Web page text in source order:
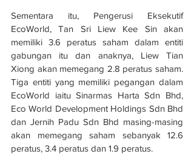
Sementara itu, Pengerusi Eksekutif
EcoWorld, Tan Sri Liew Kee Sin akan
memiliki 3.6 peratus saham dalam entiti
gabungan itu dan anaknya, Liew Tian
Xiong akan memegang 2.8 peratus saham.
Tiga entiti yang memiliki pegangan dalam
EcoWorld iaitu Sinarmas Harta Sdn Bhd,
Eco World Development Holdings Sdn Bhd
dan Jernih Padu Sdn Bhd masing-masing
akan memegang saham sebanyak 12.6
peratus, 3.4 peratus dan 1.9 peratus.